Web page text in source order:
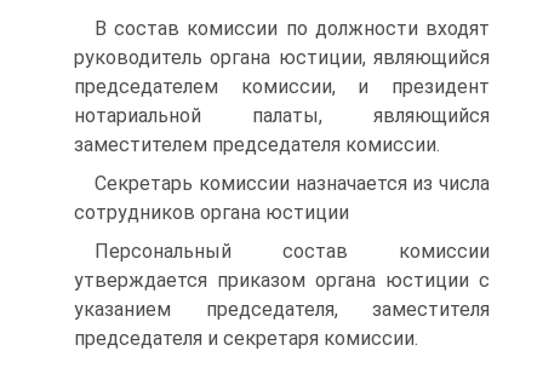
В состав комиссии по должности входят
руководитель органа юстиции, являющийся
председателем комиссии, и президент
нотариальной палаты, являющийся
заместителем председателя комиссии.
Секретарь комиссии назначается из числа
сотрудников органа юстиции
Персональный состав комиссии
утверждается приказом органа юстиции с
указанием председателя, заместителя
председателя и секретаря комиссии.